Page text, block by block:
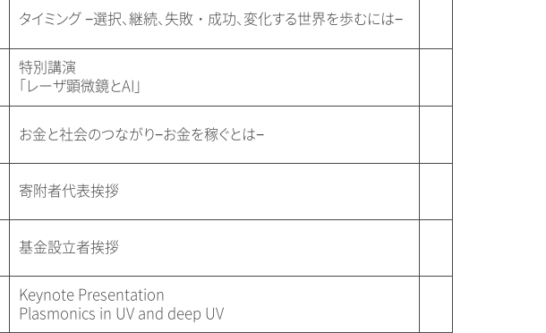
タイミング −選択、継続、失敗・成功、変化する世界を歩むには−
特別講演
「レーザ顕微鏡とAI」
お金と社会のつながり−お金を稼ぐとは−
寄附者代表挨拶
基金設立者挨拶
Keynote Presentation
Plasmonics in UV and deep UV